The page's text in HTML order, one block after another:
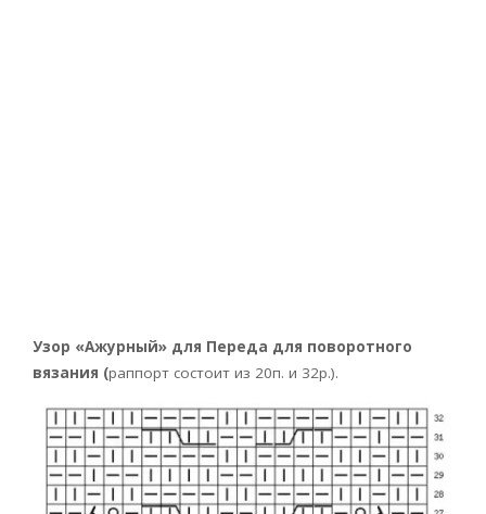
Узор «Ажурный» для Переда для поворотного
вязания (раппорт состоит из 20п. и 32р.).